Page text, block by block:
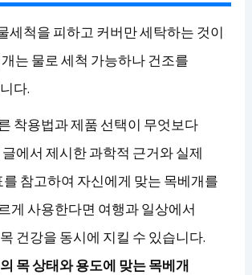
세척을 피하고 커버만 세탁하는 것이
는 물로 세척 가능하나 건조를
다.
착용법과 제품 선택이 무엇보다
에서 제시한 과학적 근거와 실제
참고하여 자신에게 맞는 목베개를
게 사용한다면 여행과 일상에서
건강을 동시에 지킬 수 있습니다.
목 상태와 용도에 맞는 목베개